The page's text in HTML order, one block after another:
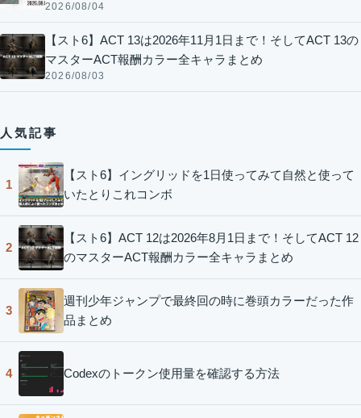
2026/08/04
【スト6】ACT 13は2026年11月1日まで！そしてACT 13の
マスターACT報酬カラー全キャラまとめ
2026/08/03
人気記事
1
【スト6】イングリッドを1日使ってみて自然と使って
いたとりこれコンボ
2
【スト6】ACT 12は2026年8月1日まで！そしてACT 12
のマスターACT報酬カラー全キャラまとめ
3
週刊少年ジャンプで最終回の時に巻頭カラーだった作
品まとめ
4 Codexのトークン使用量を確認する方法